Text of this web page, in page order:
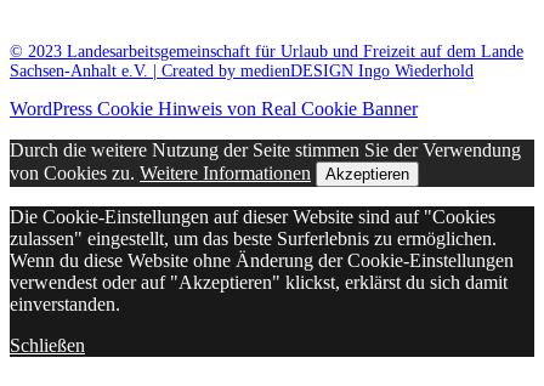
© 2023 Landesarbeitsgemeinschaft für Urlaub und Freizeit auf dem Lande
Sachsen-Anhalt e.V. | Created by medienDESIGN Ingo Wiederhold
WordPress Cookie Hinweis von Real Cookie Banner
Durch die weitere Nutzung der Seite stimmen Sie der Verwendung
von Cookies zu. Weitere Informationen Akzeptieren
Die Cookie-Einstellungen auf dieser Website sind auf "Cookies
zulassen" eingestellt, um das beste Surferlebnis zu ermöglichen.
Wenn du diese Website ohne Änderung der Cookie-Einstellungen
verwendest oder auf "Akzeptieren" klickst, erklärst du sich damit
einverstanden.
Schließen